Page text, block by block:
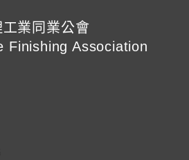
業同業公會
Finishing Association